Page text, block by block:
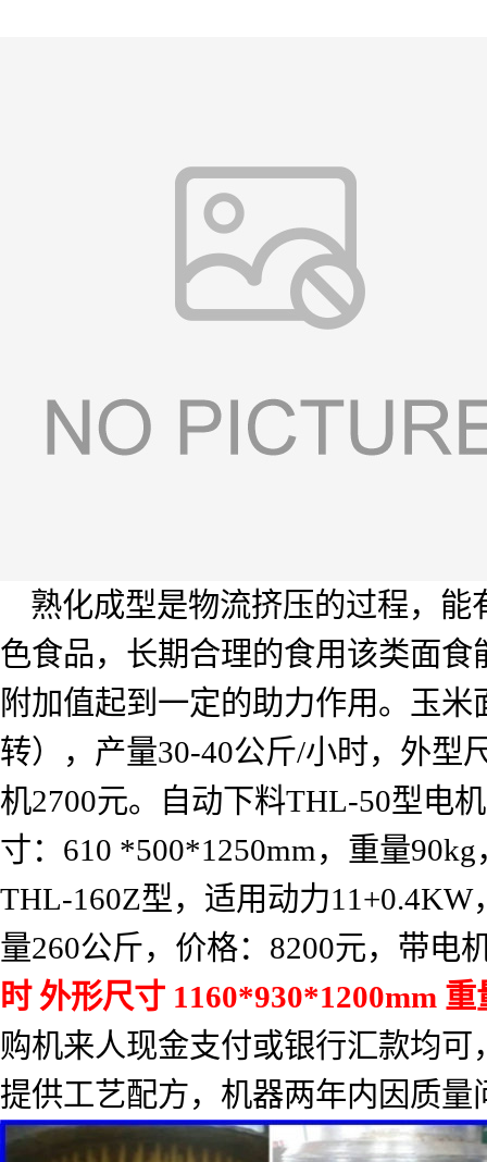
熟化成型是物流挤压的过程，
色食品，长期合理的食用该类面
附加值起到一定的助力作用。玉
转），产量30-40公斤/小时，外型
机2700元。自动下料THL-50型电
寸： 610 *500*1250mm ，重量90kg
THL-160Z型，适用动力11+0.4KW
量260公斤，价格： 8200元，带电
时 外形尺寸 1160*930*1200mm 重
购机来人现金支付或银行汇款均
提供工艺配方，机器两年内因质